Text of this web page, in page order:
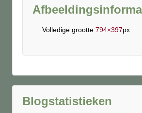
Volledige grootte 794×397px
Blogstatistieken